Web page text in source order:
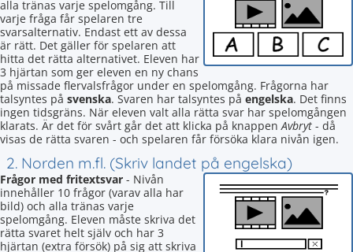
alla tränas varje spelomgång. Till
varje fråga får spelaren tre
svarsalternativ. Endast ett av dessa
är rätt. Det gäller för spelaren att
hitta det rätta alternativet. Eleven har
3 hjärtan som ger eleven en ny chans
på missade flervalsfrågor under en spelomgång. Frågorna har
talsyntes på svenska. Svaren har talsyntes på engelska. Det finns
ingen tidsgräns. När eleven valt alla rätta svar har spelomgången
klarats. Är det för svårt går det att klicka på knappenAvbryt - då
visas de rätta svaren - och spelaren får försöka klara nivån igen.
2. Norden m.fl. (Skriv landet på engelska)
Frågor med fritextsvar - Nivån
innehåller 10 frågor (varav alla har
bild) och alla tränas varje
spelomgång. Eleven måste skriva det
rätta svaret helt själv och har 3
hjärtan (extra försök) på sig att skriva